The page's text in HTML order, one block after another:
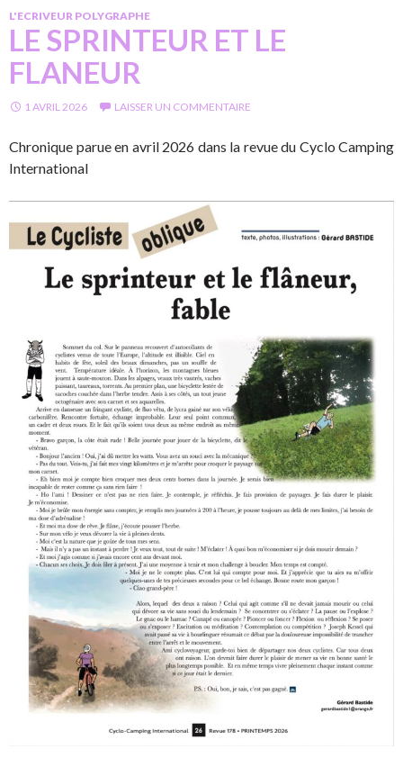
L'ECRIVEUR POLYGRAPHE
LE SPRINTEUR ET LE
FLANEUR
1 AVRIL 2026 LAISSER UN COMMENTAIRE
Chronique parue en avril 2026 dans la revue du Cyclo Camping
International